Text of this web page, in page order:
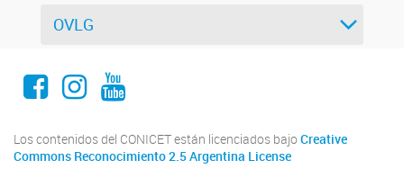
OVLG
Facebook
Instagram
Youtube
Los contenidos del CONICET están licenciados bajo Creative
Commons Reconocimiento 2.5 Argentina License